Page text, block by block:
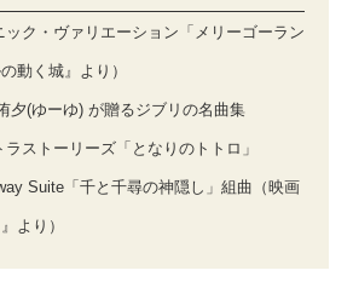
ック・ヴァリエーション「メリーゴーラン
動く城』より）
夕(ゆーゆ) が贈るジブリの名曲集
ストーリーズ「となりのトトロ」
Suite「千と千尋の神隠し」組曲（映画
より）